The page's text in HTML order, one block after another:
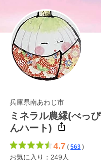
兵庫県南あわじ市
ミネラル農縁(べっぴ
んハート)
4.7 ( 563 )
お気に入り：249人